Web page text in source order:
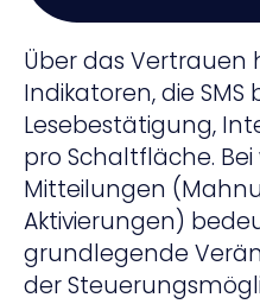
Über das Vertrauen
Indikatoren, die SMS
Lesebestätigung,
pro Schaltfläche.
Mitteilungen
Aktivierungen)
grundlegende
der